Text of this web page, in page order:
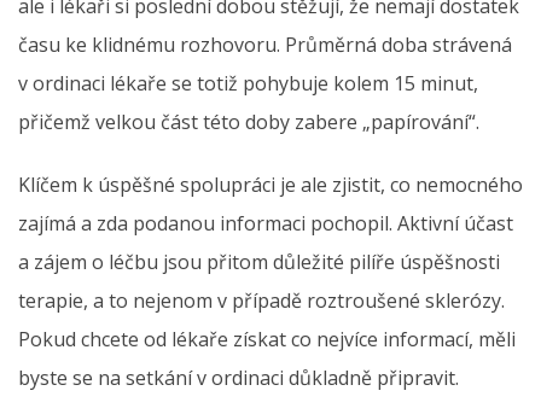
ale i lékaři si poslední dobou stěžují, že nemají dostatek
času ke klidnému rozhovoru. Průměrná doba strávená
v ordinaci lékaře se totiž pohybuje kolem 15 minut,
přičemž velkou část této doby zabere „papírování“.
Klíčem k úspěšné spolupráci je ale zjistit, co nemocného
zajímá a zda podanou informaci pochopil. Aktivní účast
a zájem o léčbu jsou přitom důležité pilíře úspěšnosti
terapie, a to nejenom v případě roztroušené sklerózy.
Pokud chcete od lékaře získat co nejvíce informací, měli
byste se na setkání v ordinaci důkladně připravit.